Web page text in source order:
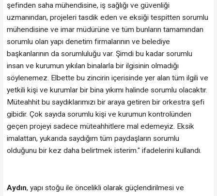
şefinden saha mühendisine, iş sağlığı ve güvenliği
uzmanından, projeleri tasdik eden ve eksiği tespitten sorumlu
mühendisine ve imar müdürüne ve tüm bunların tamamından
sorumlu olan yapı denetim firmalarının ve belediye
başkanlarının da sorumluluğu var. Şimdi bu kadar sorumlu
insan ve kurumun yıkılan binalarla bir ilgisinin olmadığı
söylenemez. Elbette bu zincirin içerisinde yer alan tüm ilgili ve
yetkili kişi ve kurumlar bir bina yıkımı halinde sorumlu olacaktır.
Müteahhit bu saydıklarımızı bir araya getiren bir orkestra şefi
gibidir. Çok sayıda sorumlu kişi ve kurumun kontrolünden
geçen projeyi sadece müteahhitlere mal edemeyiz. Eksik
imalattan, yukarıda saydığım tüm paydaşların sorumlu
olduğunu bir kez daha belirtmek isterim." ifadelerini kullandı.
Aydın, yapı stoğu ile öncelikli olarak güçlendirilmesi ve